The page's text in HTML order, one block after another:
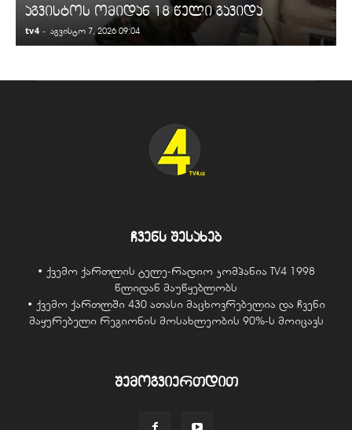
აგვისტოს ომიდან 18 წელი გავიდა
tv4 - აგვისტო 7, 2026 09:04
ჩვენს შესახებ
• ქვემო ქართლის ტელე-რადიო კომპანია TV4 1998
წლიდან მაუწყებლობს
• ქვემო ქართლში 430 ათასი მაცხოვრებელია და ჩვენი
მაყურებელი რეგიონის მოსახლეობის 90%-ს მოიცავს
შემოგვიერთდით